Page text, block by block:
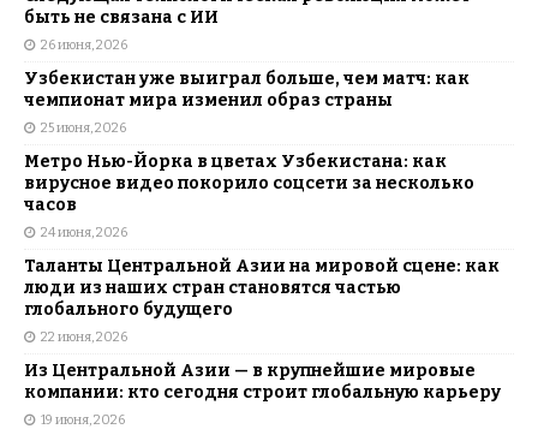
быть не связана с ИИ
26 июня, 2026
Узбекистан уже выиграл больше, чем матч: как
чемпионат мира изменил образ страны
25 июня, 2026
Метро Нью-Йорка в цветах Узбекистана: как
вирусное видео покорило соцсети за несколько
часов
24 июня, 2026
Таланты Центральной Азии на мировой сцене: как
люди из наших стран становятся частью
глобального будущего
22 июня, 2026
Из Центральной Азии — в крупнейшие мировые
компании: кто сегодня строит глобальную карьеру
19 июня, 2026